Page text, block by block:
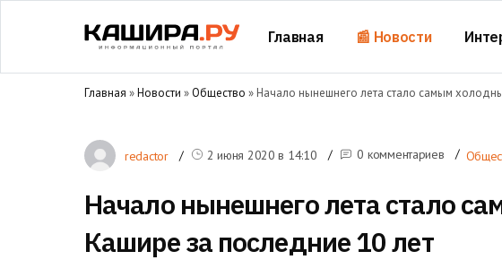
Главная 📰 Новости
Главная »Новости »Общество » Начало нынешнего лета стало самым
redactor 2 июня 2020 в 14:10 0 комментариев
Начало нынешнего лета стало
Кашире за последние 10 лет